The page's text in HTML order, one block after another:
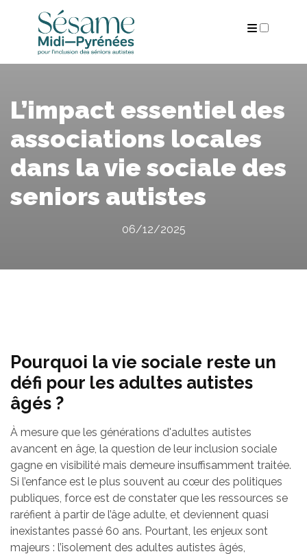
ARCHIVES
L’impact essentiel des
associations locales
dans la vie sociale des
seniors autistes
06/12/2025
Pourquoi la vie sociale reste un
défi pour les adultes autistes
âgés ?
À mesure que les générations d'adultes autistes
avancent en âge, la question de leur inclusion sociale
gagne en visibilité mais demeure insuffisamment traitée.
Si l’enfance est le plus souvent au cœur des politiques
publiques, force est de constater que les ressources se
raréfient à partir de l’âge adulte, et deviennent quasi
inexistantes passé 60 ans. Pourtant, les enjeux sont
majeurs : l’isolement des adultes autistes âgés,